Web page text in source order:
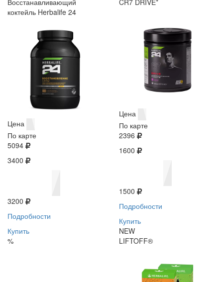
коктейль Herbalife 24
Цена
По карте
5094
3400
3200
Подробности
Купить
%
Цена
По карте
2396
1600
1500
Подробности
Купить
NEW
LIFTOFF®